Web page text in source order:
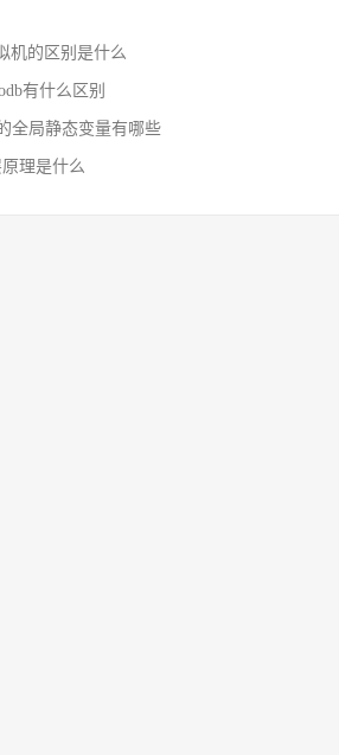
机的区别是什么
有什么区别
全局静态变量有哪些
原理是什么